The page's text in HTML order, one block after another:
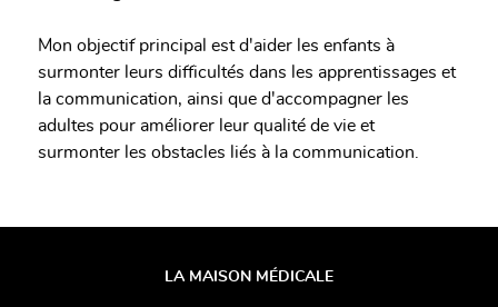
Mon objectif principal est d'aider les enfants à
surmonter leurs difficultés dans les apprentissages et
la communication, ainsi que d'accompagner les
adultes pour améliorer leur qualité de vie et
surmonter les obstacles liés à la communication.
LA MAISON MÉDICALE